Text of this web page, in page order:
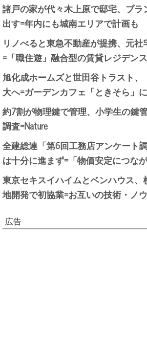
諸戸の家が代々木上原で邸宅、ブラ
出す=年内にも城南エリアで計画も
リノべると東急不動産が提携、元
=「職住遊」融合型の賃貸レジデン
旭化成ホームズと世田谷トラスト
大へ=ガーデンカフェ「ときそら」
約7割が物理鍵で管理、小学生の鍵
調査=Nature
全建総連「第6回工務店アンケート
は十分に進まず=「物価安定につな
東京セキスイハイムとベンハウス
地開発で初協業=お互いの技術・ノ
広告